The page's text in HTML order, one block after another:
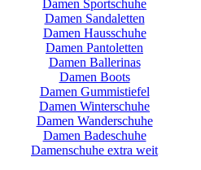
Damen Sportschuhe
Damen Sandaletten
Damen Hausschuhe
Damen Pantoletten
Damen Ballerinas
Damen Boots
Damen Gummistiefel
Damen Winterschuhe
Damen Wanderschuhe
Damen Badeschuhe
Damenschuhe extra weit